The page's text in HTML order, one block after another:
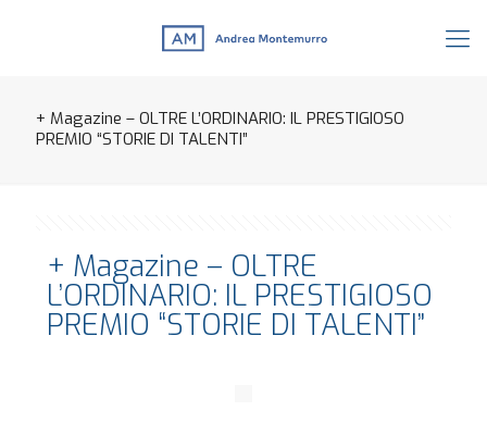
+ Magazine – OLTRE L’ORDINARIO: IL PRESTIGIOSO
PREMIO “STORIE DI TALENTI”
+ Magazine – OLTRE
L’ORDINARIO: IL PRESTIGIOSO
PREMIO “STORIE DI TALENTI”